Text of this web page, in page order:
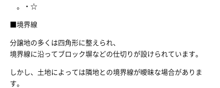
。・☆
■境界線
分譲地の多くは四角形に整えられ、
境界線に沿ってブロック塀などの仕切りが設けられています。
しかし、土地によっては隣地との境界線が曖昧な場合がありま
す。